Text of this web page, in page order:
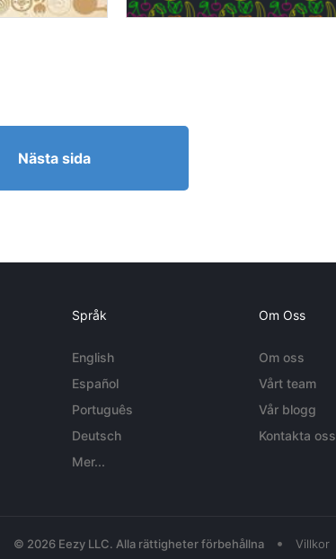
Nästa sida
Språk
English
Español
Português
Deutsch
Mer...
Om Oss
Om oss
Vårt team
Vår blogg
Kontakta oss
© 2026 Eezy LLC. Alla rättigheter förbehållna • Villkor